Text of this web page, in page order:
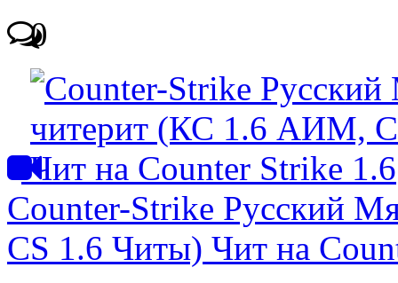
0
Counter-Strike Русский
CS 1.6 Читы) Чит на